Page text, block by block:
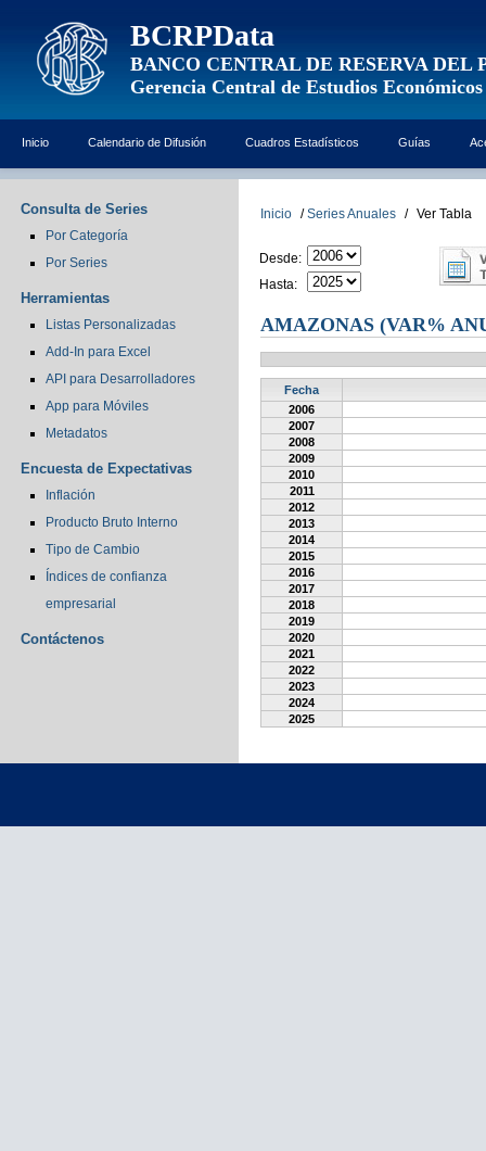
BCRPData
BANCO CENTRAL DE RESERVA DEL
Gerencia Central de Estudios Económicos
Inicio Calendario de Difusión Cuadros Estadísticos Guías
Consulta de Series
Por Categoría
Por Series
Herramientas
Listas Personalizadas
Add-In para Excel
API para Desarrolladores
App para Móviles
Metadatos
Encuesta de Expectativas
Inflación
Producto Bruto Interno
Tipo de Cambio
Índices de confianza
empresarial
Contáctenos
Inicio / Series Anuales / Ver Tabla
Desde:
Hasta:
AMAZONAS (VAR%
Fecha
2006
2007
2008
2009
2010
2011
2012
2013
2014
2015
2016
2017
2018
2019
2020
2021
2022
2023
2024
2025